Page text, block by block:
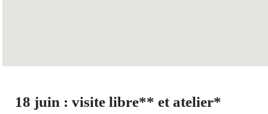
18 juin : visite libre** et atelier*